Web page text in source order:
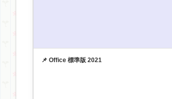
📌 Office 標準版 2021